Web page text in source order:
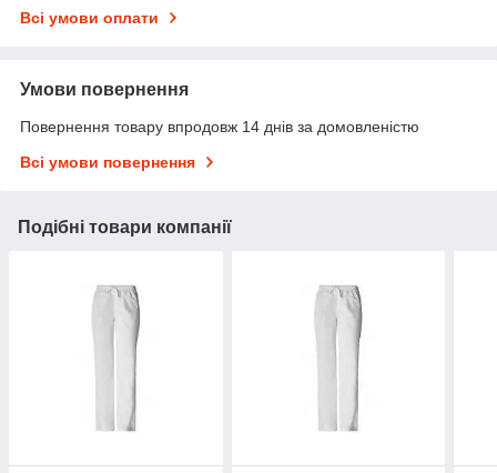
Всі умови оплати
Умови повернення
Повернення товару впродовж 14 днів за домовленістю
Всі умови повернення
Подібні товари компанії